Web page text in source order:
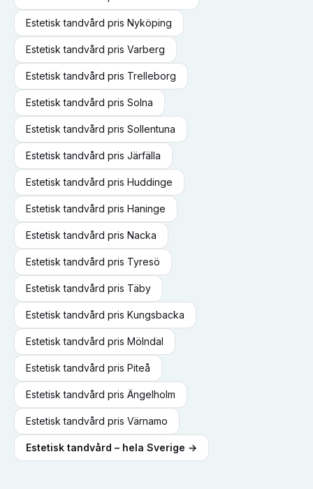
Estetisk tandvård pris Nyköping
Estetisk tandvård pris Varberg
Estetisk tandvård pris Trelleborg
Estetisk tandvård pris Solna
Estetisk tandvård pris Sollentuna
Estetisk tandvård pris Järfälla
Estetisk tandvård pris Huddinge
Estetisk tandvård pris Haninge
Estetisk tandvård pris Nacka
Estetisk tandvård pris Tyresö
Estetisk tandvård pris Täby
Estetisk tandvård pris Kungsbacka
Estetisk tandvård pris Mölndal
Estetisk tandvård pris Piteå
Estetisk tandvård pris Ängelholm
Estetisk tandvård pris Värnamo
Estetisk tandvård – hela Sverige →